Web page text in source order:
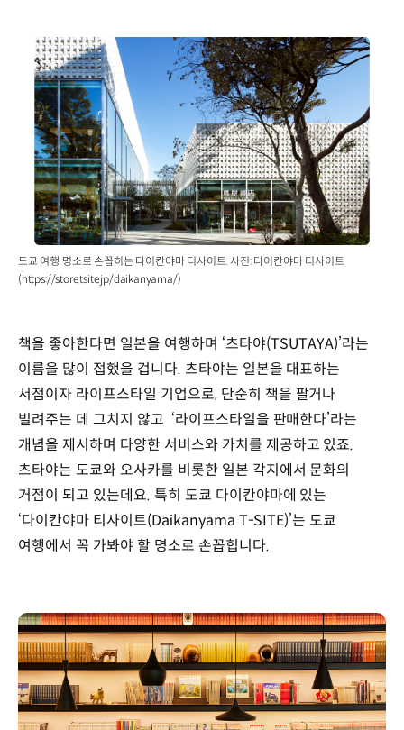
도쿄 여행 명소로 손꼽히는 다이칸야마 티사이트. 사진: 다이칸야마 티사이트
(https://store.tsite.jp/daikanyama/)
책을 좋아한다면 일본을 여행하며 ‘츠타야(TSUTAYA)’라는
이름을 많이 접했을 겁니다. 츠타야는 일본을 대표하는
서점이자 라이프스타일 기업으로, 단순히 책을 팔거나
빌려주는 데 그치지 않고 ‘라이프스타일을 판매한다’라는
개념을 제시하며 다양한 서비스와 가치를 제공하고 있죠.
츠타야는 도쿄와 오사카를 비롯한 일본 각지에서 문화의
거점이 되고 있는데요. 특히 도쿄 다이칸야마에 있는
‘다이칸야마 티사이트(Daikanyama T-SITE)’는 도쿄
여행에서 꼭 가봐야 할 명소로 손꼽힙니다.